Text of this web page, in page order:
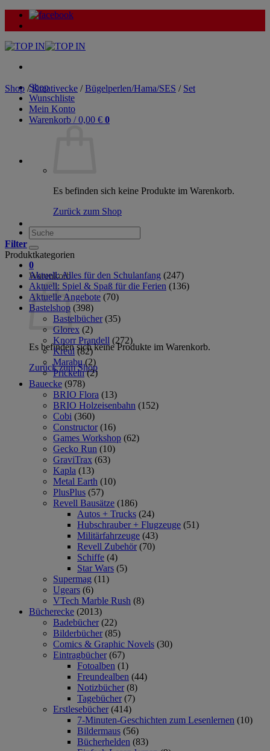
Zum
Inhalt
Shop
Wunschliste
Mein Konto
Warenkorb /0,00 € 0
Es befinden sich keine Produkte im Warenkorb.
Zurück zum Shop
Suche
nach:
0
Warenkorb
Es befinden sich keine Produkte im Warenkorb.
Zurück zum Shop
Shop / Kreativecke / Bügelperlen/Hama/SES / Set
Filter
Produktkategorien
Aktuell: Alles für den Schulanfang (247)
Aktuell: Spiel & Spaß für die Ferien (136)
Aktuelle Angebote (70)
Bastelshop (398)
Bastelbücher (35)
Glorex (2)
Knorr Prandell (272)
Kreul (82)
Marabu (2)
Prickeln (2)
Bauecke (978)
BRIO Flora (13)
BRIO Holzeisenbahn (152)
Cobi (360)
Constructor (16)
Games Workshop (62)
Gecko Run (10)
GraviTrax (63)
Kapla (13)
Metal Earth (10)
PlusPlus (57)
Revell Bausätze (186)
Autos + Trucks (24)
Hubschrauber + Flugzeuge (51)
Militärfahrzeuge (43)
Revell Zubehör (70)
Schiffe (4)
Star Wars (5)
Supermag (11)
Ugears (6)
VTech Marble Rush (8)
Bücherecke (2013)
Badebücher (22)
Bilderbücher (85)
Comics & Graphic Novels (30)
Eintragbücher (67)
Fotoalben (1)
Freundealben (44)
Notizbücher (8)
Tagebücher (7)
Erstlesebücher (414)
7-Minuten-Geschichten zum Lesenlernen (10)
Bildermaus (56)
Bücherhelden (83)